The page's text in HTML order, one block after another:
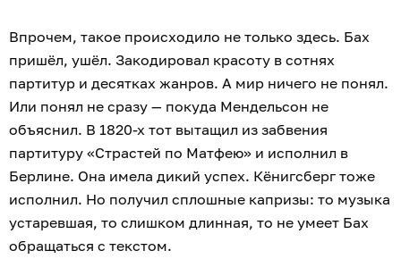
Впрочем, такое происходило не только здесь. Бах
пришёл, ушёл. Закодировал красоту в сотнях
партитур и десятках жанров. А мир ничего не понял.
Или понял не сразу — покуда Мендельсон не
объяснил. В 1820-х тот вытащил из забвения
партитуру «Страстей по Матфею» и исполнил в
Берлине. Она имела дикий успех. Кёнигсберг тоже
исполнил. Но получил сплошные капризы: то музыка
устаревшая, то слишком длинная, то не умеет Бах
обращаться с текстом.